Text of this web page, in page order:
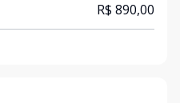
R$ 890,00